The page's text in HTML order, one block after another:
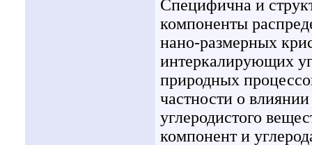
Специфична и
компоненты
нано-размерных
интеркалирующих
природных
частности о
углеродистого
компонент и